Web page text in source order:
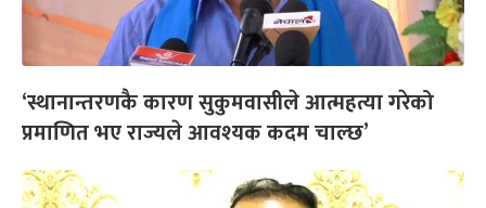
‘स्थानान्तरणकै कारण सुकुमवासीले आत्महत्या गरेको
प्रमाणित भए राज्यले आवश्यक कदम चाल्छ’